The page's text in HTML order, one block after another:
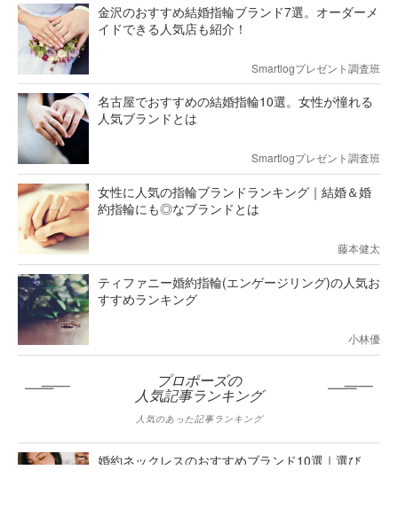
金沢のおすすめ結婚指輪ブランド7選。オーダーメ
イドできる人気店も紹介！
Smartlogプレゼント調査班
名古屋でおすすめの結婚指輪10選。女性が憧れる
人気ブランドとは
Smartlogプレゼント調査班
女性に人気の指輪ブランドランキング｜結婚＆婚
約指輪にも◎なブランドとは
藤本健太
ティファニー婚約指輪(エンゲージリング)の人気お
すすめランキング
小林優
プロポーズの
人気記事ランキング
人気のあった記事ランキング
婚約ネックレスのおすすめブランド10選｜選び